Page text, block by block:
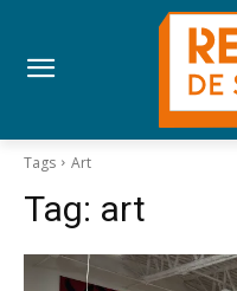
Tags Art
Tag: art